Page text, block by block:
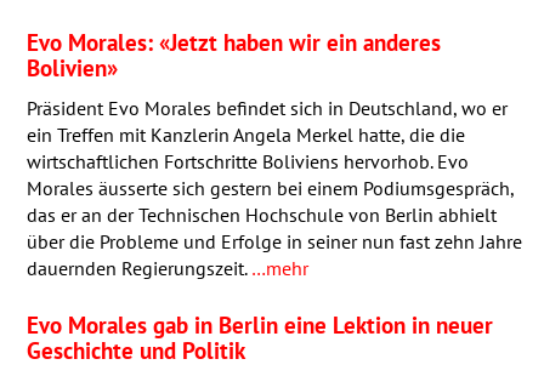
Evo Morales: «Jetzt haben wir ein anderes
Bolivien»
Präsident Evo Morales befindet sich in Deutschland, wo er
ein Treffen mit Kanzlerin Angela Merkel hatte, die die
wirtschaftlichen Fortschritte Boliviens hervorhob. Evo
Morales äusserte sich gestern bei einem Podiumsgespräch,
das er an der Technischen Hochschule von Berlin abhielt
über die Probleme und Erfolge in seiner nun fast zehn Jahre
dauernden Regierungszeit. …mehr
Evo Morales gab in Berlin eine Lektion in neuer
Geschichte und Politik